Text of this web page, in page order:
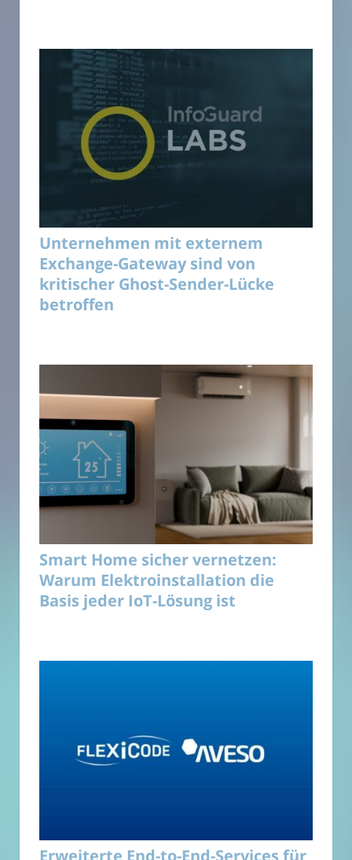
Unternehmen mit externem
Exchange-Gateway sind von
kritischer Ghost-Sender-Lücke
betroffen
Smart Home sicher vernetzen:
Warum Elektroinstallation die
Basis jeder IoT-Lösung ist
Erweiterte End-to-End-Services für